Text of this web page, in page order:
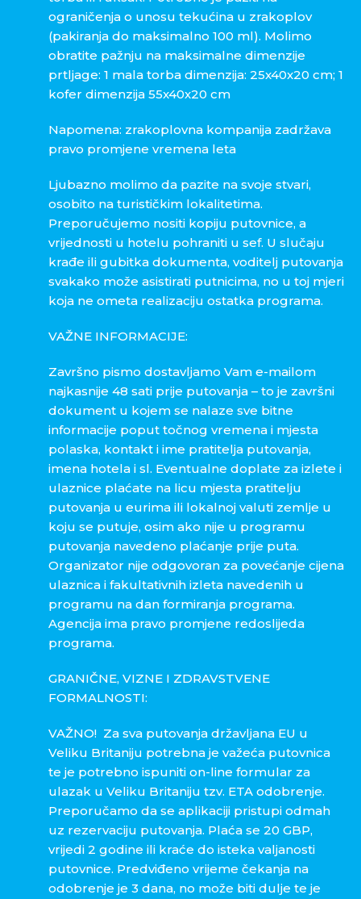
ograničenja o unosu tekućina u zrakoplov
(pakiranja do maksimalno 100 ml). Molimo
obratite pažnju na maksimalne dimenzije
prtljage: 1 mala torba dimenzija: 25x40x20 cm; 1
kofer dimenzija 55x40x20 cm
Napomena: zrakoplovna kompanija zadržava
pravo promjene vremena leta
Ljubazno molimo da pazite na svoje stvari,
osobito na turističkim lokalitetima.
Preporučujemo nositi kopiju putovnice, a
vrijednosti u hotelu pohraniti u sef. U slučaju
krađe ili gubitka dokumenta, voditelj putovanja
svakako može asistirati putnicima, no u toj mjeri
koja ne ometa realizaciju ostatka programa.
VAŽNE INFORMACIJE:
Završno pismo dostavljamo Vam e-mailom
najkasnije 48 sati prije putovanja – to je završni
dokument u kojem se nalaze sve bitne
informacije poput točnog vremena i mjesta
polaska, kontakt i ime pratitelja putovanja,
imena hotela i sl. Eventualne doplate za izlete i
ulaznice plaćate na licu mjesta pratitelju
putovanja u eurima ili lokalnoj valuti zemlje u
koju se putuje, osim ako nije u programu
putovanja navedeno plaćanje prije puta.
Organizator nije odgovoran za povećanje cijena
ulaznica i fakultativnih izleta navedenih u
programu na dan formiranja programa.
Agencija ima pravo promjene redoslijeda
programa.
GRANIČNE, VIZNE I ZDRAVSTVENE
FORMALNOSTI:
VAŽNO! Za sva putovanja državljana EU u
Veliku Britaniju potrebna je važeća putovnica
te je potrebno ispuniti on-line formular za
ulazak u Veliku Britaniju tzv. ETA odobrenje.
Preporučamo da se aplikaciji pristupi odmah
uz rezervaciju putovanja. Plaća se 20 GBP,
vrijedi 2 godine ili kraće do isteka valjanosti
putovnice. Predviđeno vrijeme čekanja na
odobrenje je 3 dana, no može biti dulje te je